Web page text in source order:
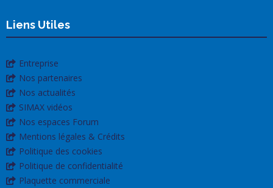
Liens Utiles
Entreprise
Nos partenaires
Nos actualités
SIMAX vidéos
Nos espaces Forum
Mentions légales & Crédits
Politique des cookies
Politique de confidentialité
Plaquette commerciale